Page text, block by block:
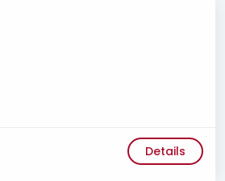
Details